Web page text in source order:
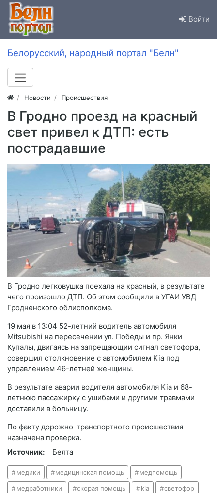
Войти
Белорусский, народный портал "Белн"
Новости Происшествия
В Гродно проезд на красный
свет привел к ДТП: есть
пострадавшие
В Гродно легковушка поехала на красный, в результате
чего произошло ДТП. Об этом сообщили в УГАИ УВД
Гродненского облисполкома.
19 мая в 13:04 52-летний водитель автомобиля
Mitsubishi на пересечении ул. Победы и пр. Янки
Купалы, двигаясь на запрещающий сигнал светофора,
совершил столкновение с автомобилем Kia под
управлением 46-летней женщины.
В результате аварии водителя автомобиля Kia и 68-
летнюю пассажирку с ушибами и другими травмами
доставили в больницу.
По факту дорожно-транспортного происшествия
назначена проверка.
Источник:
Белта
медики медицинская помощь медпомощь
медработники скорая помощь kia светофор